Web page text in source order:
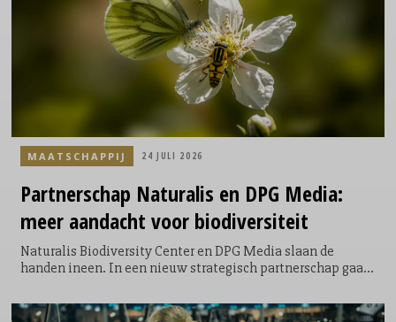
Partnerschap Naturalis en DPG Media:
meer aandacht voor biodiversiteit
Naturalis Biodiversity Center en DPG Media slaan de
handen ineen. In een nieuw strategisch partnerschap gaan
samenwerken om het belang van biodiversiteit onder de
MAATSCHAPPIJ 24 JULI 2026